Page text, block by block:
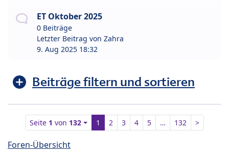
ET Oktober 2025
0 Beiträge
Letzter Beitrag von Zahra
9. Aug 2025 18:32
Beiträge filtern und sortieren
Seite 1 von 132 1 2 3 4 5 … 132 >
Foren-Übersicht